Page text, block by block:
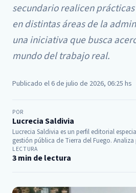
secundario realicen
en distintas áreas de la
una iniciativa que busca
mundo del trabajo real.
Publicado el 6 de julio de 2026, 06:25 hs
POR
Lucrecia Saldivia
Lucrecia Saldivia es un perfil editorial
gestión pública de Tierra del Fuego.
LECTURA
3 min de lectura